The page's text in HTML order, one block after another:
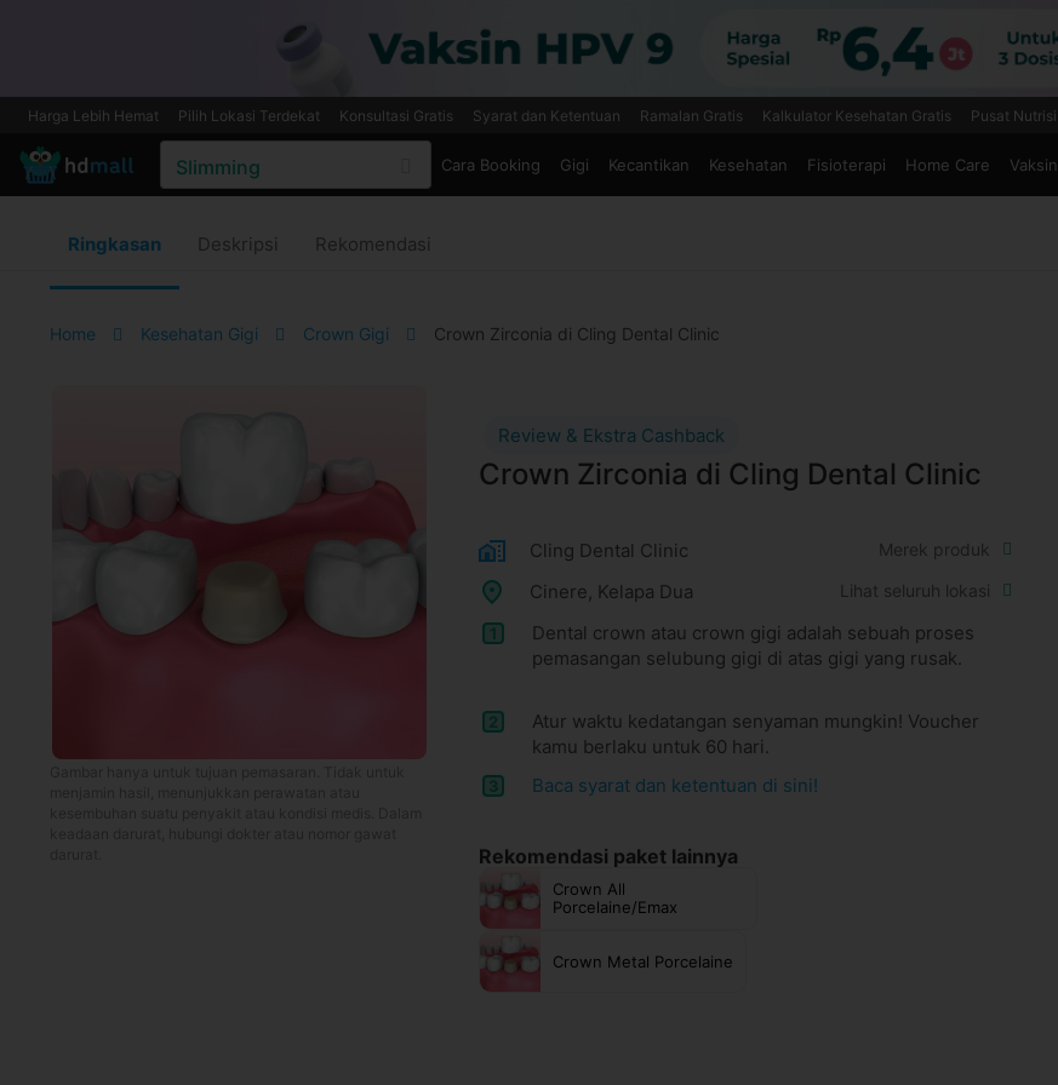
Harga Lebih Hemat Pilih Lokasi Terdekat Konsultasi Gratis Syarat dan Ketentuan Ramalan Gratis Kalkulator Kesehatan Gratis Pusat Nutrisi
Cara Booking Gigi Kecantikan Kesehatan Fisioterapi Home Care Vaksin
Ringkasan Deskripsi Rekomendasi
Home Kesehatan Gigi Crown Gigi Crown Zirconia di Cling Dental Clinic
Review & Ekstra Cashback
Crown Zirconia di Cling Dental Clinic
Cling Dental Clinic Merek produk
Cinere, Kelapa Dua Lihat seluruh lokasi
1
Dental crown atau crown gigi adalah sebuah proses
pemasangan selubung gigi di atas gigi yang rusak.
2
Atur waktu kedatangan senyaman mungkin! Voucher
kamu berlaku untuk 60 hari.
3 Baca syarat dan ketentuan di sini!
Rekomendasi paket lainnya
Crown All
Porcelaine/Emax
Crown Metal Porcelaine